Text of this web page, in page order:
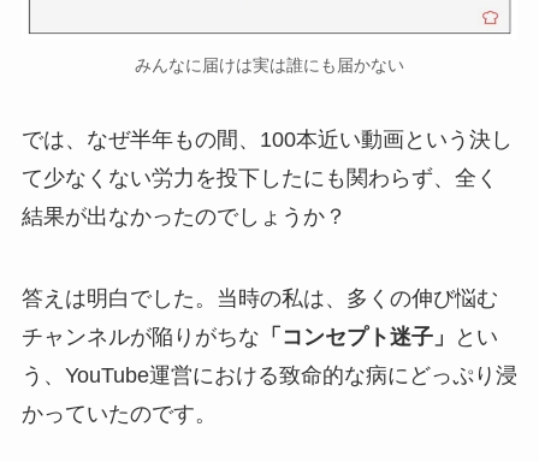
みんなに届けは実は誰にも届かない
では、なぜ半年もの間、100本近い動画という決し
て少なくない労力を投下したにも関わらず、全く
結果が出なかったのでしょうか？
答えは明白でした。当時の私は、多くの伸び悩む
チャンネルが陥りがちな 「コンセプト迷子」
とい
う、YouTube運営における致命的な病にどっぷり浸
かっていたのです。